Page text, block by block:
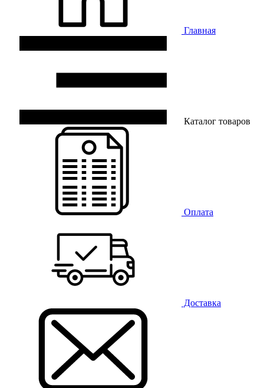
Главная
Каталог товаров
Оплата
Доставка